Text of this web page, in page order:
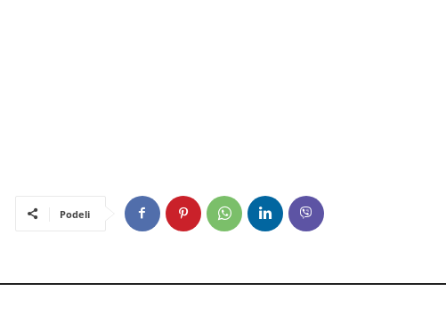
Podeli